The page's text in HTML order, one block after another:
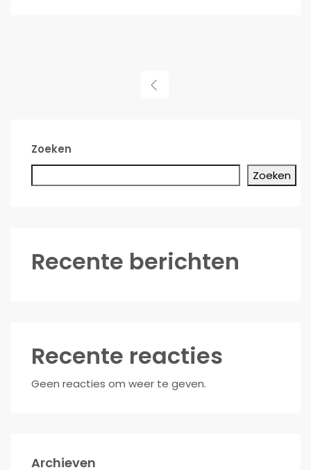
Zoeken
Zoeken
Recente berichten
Recente reacties
Geen reacties om weer te geven.
Archieven